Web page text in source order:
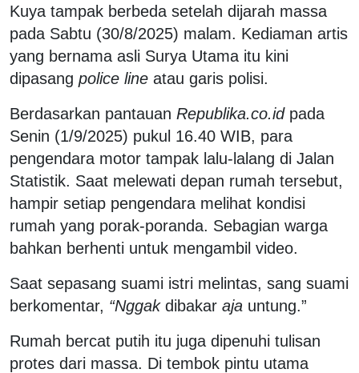
Kuya tampak berbeda setelah dijarah massa
pada Sabtu (30/8/2025) malam. Kediaman artis
yang bernama asli Surya Utama itu kini
dipasang police line atau garis polisi.
Berdasarkan pantauan Republika.co.idpada
Senin (1/9/2025) pukul 16.40 WIB, para
pengendara motor tampak lalu-lalang di Jalan
Statistik. Saat melewati depan rumah tersebut,
hampir setiap pengendara melihat kondisi
rumah yang porak-poranda. Sebagian warga
bahkan berhenti untuk mengambil video.
Saat sepasang suami istri melintas, sang suami
berkomentar, “Nggakdibakar aja untung.”
Rumah bercat putih itu juga dipenuhi tulisan
protes dari massa. Di tembok pintu utama